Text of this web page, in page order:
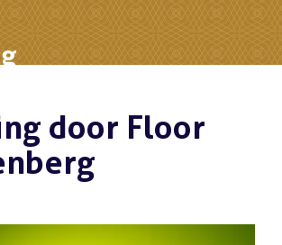
door Floor